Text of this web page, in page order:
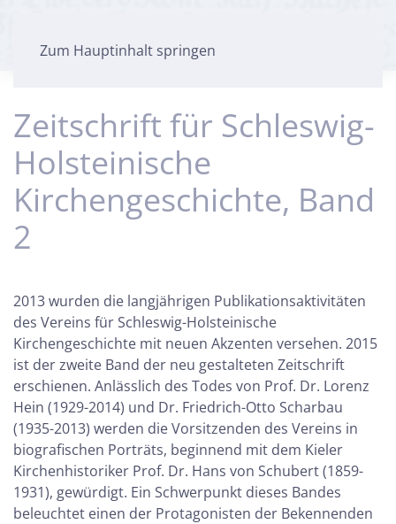
Zum Hauptinhalt springen
Zeitschrift für Schleswig-
Holsteinische
Kirchengeschichte, Band
2
2013 wurden die langjährigen Publikationsaktivitäten
des Vereins für Schleswig-Holsteinische
Kirchengeschichte mit neuen Akzenten versehen. 2015
ist der zweite Band der neu gestalteten Zeitschrift
erschienen. Anlässlich des Todes von Prof. Dr. Lorenz
Hein (1929-2014) und Dr. Friedrich-Otto Scharbau
(1935-2013) werden die Vorsitzenden des Vereins in
biografischen Porträts, beginnend mit dem Kieler
Kirchenhistoriker Prof. Dr. Hans von Schubert (1859-
1931), gewürdigt. Ein Schwerpunkt dieses Bandes
beleuchtet einen der Protagonisten der Bekennenden